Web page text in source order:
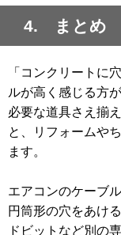
4. まとめ
「コンクリートに
ルが高く感じる方
必要な道具さえ揃
と、リフォームや
ます。
エアコンのケーブ
円筒形の穴をあけ
ドビットなど別の